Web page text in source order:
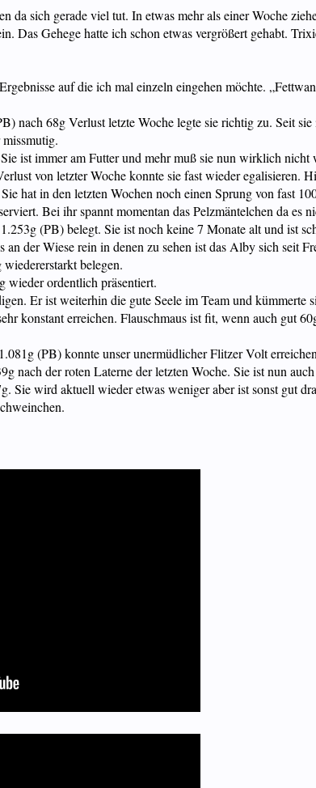
da sich gerade viel tut. In etwas mehr als einer Woche
Das Gehege hatte ich schon etwas vergrößert gehabt.
auf die ich mal einzeln eingehen möchte.
nach 68g Verlust letzte Woche legte sie richtig zu. Seit
ist immer am Futter und mehr muß sie nun wirklich nicht
von letzter Woche konnte sie fast wieder egalisieren.
hat in den letzten Wochen noch einen Sprung von fast
Bei ihr spannt momentan das Pelzmäntelchen da es
(PB) belegt. Sie ist noch keine 7 Monate alt und ist
der Wiese rein in denen zu sehen ist das Alby sich seit
belegen.
wieder ordentlich präsentiert.
Er ist weiterhin die gute Seele im Team und kümmerte
konstant erreichen. Flauschmaus ist fit, wenn auch gut
(PB) konnte unser unermüdlicher Flitzer Volt
nach der roten Laterne der letzten Woche. Sie ist nun
Sie wird aktuell wieder etwas weniger aber ist sonst gut